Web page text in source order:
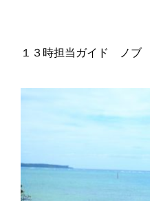
１３時担当ガイド ノブ